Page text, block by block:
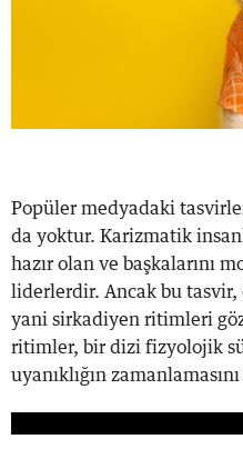
Popüler medyadaki
da yoktur. Karizmatik
hazır olan ve başkalarını
liderlerdir. Ancak bu
yani sirkadiyen ritimleri
ritimler, bir dizi fizyolojik
uyanıklığın